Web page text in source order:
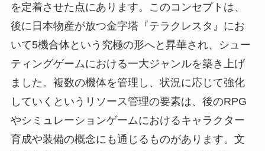
を定着させた点にあります。このコンセプトは、
後に日本物産が放つ金字塔『テラクレスタ』にお
いて5機合体という究極の形へと昇華され、シュー
ティングゲームにおける一大ジャンルを築き上げ
ました。複数の機体を管理し、状況に応じて強化
していくというリソース管理の要素は、後のRPG
やシミュレーションゲームにおけるキャラクター
育成や装備の概念にも通じるものがあります。文